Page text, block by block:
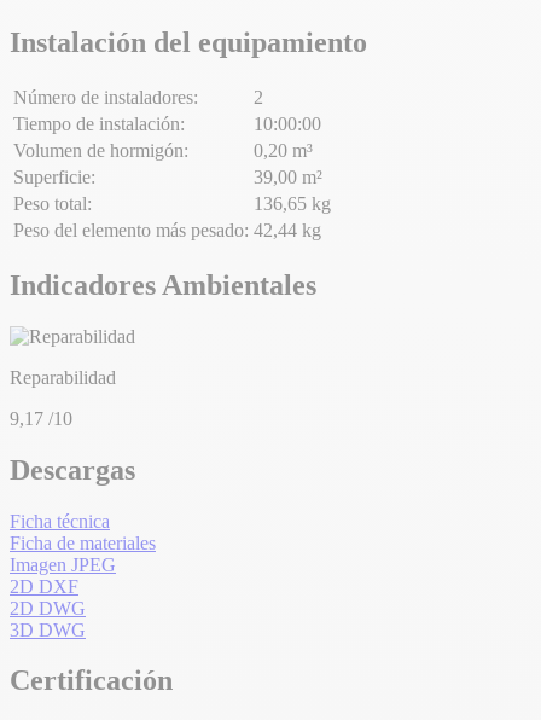
Instalación del equipamiento
Número de instaladores:
2
Tiempo de instalación:
10:00:00
Volumen de hormigón:
0,20 m³
Superficie:
39,00 m²
Peso total:
136,65 kg
Peso del elemento más pesado: 42,44 kg
Indicadores Ambientales
Reparabilidad
9,17 /10
Descargas
Ficha técnica
Ficha de materiales
Imagen JPEG
2D DXF
2D DWG
3D DWG
Certificación